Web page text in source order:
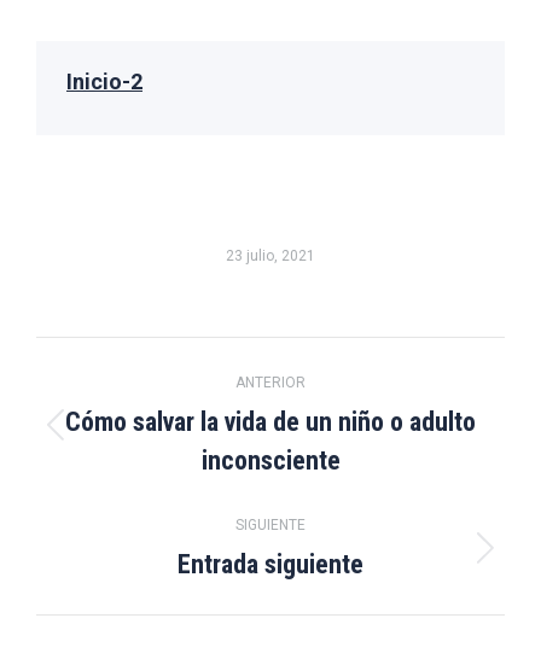
Inicio-2
23 julio, 2021
entre
publicaciones
ANTERIOR
anterior:
Cómo salvar la vida de un niño o adulto
inconsciente
SIGUIENTE
Publicación
Entrada siguiente